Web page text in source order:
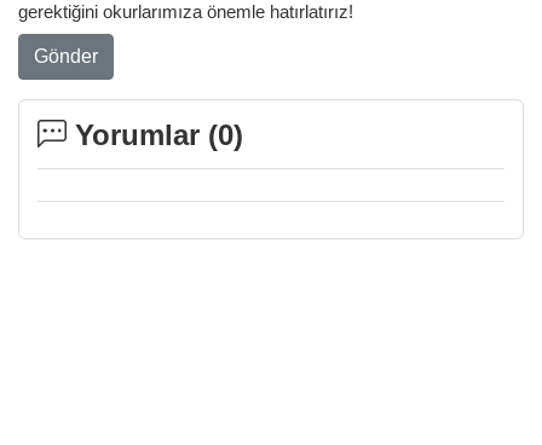
gerektiğini okurlarımıza önemle hatırlatırız!
Gönder
Yorumlar (0)